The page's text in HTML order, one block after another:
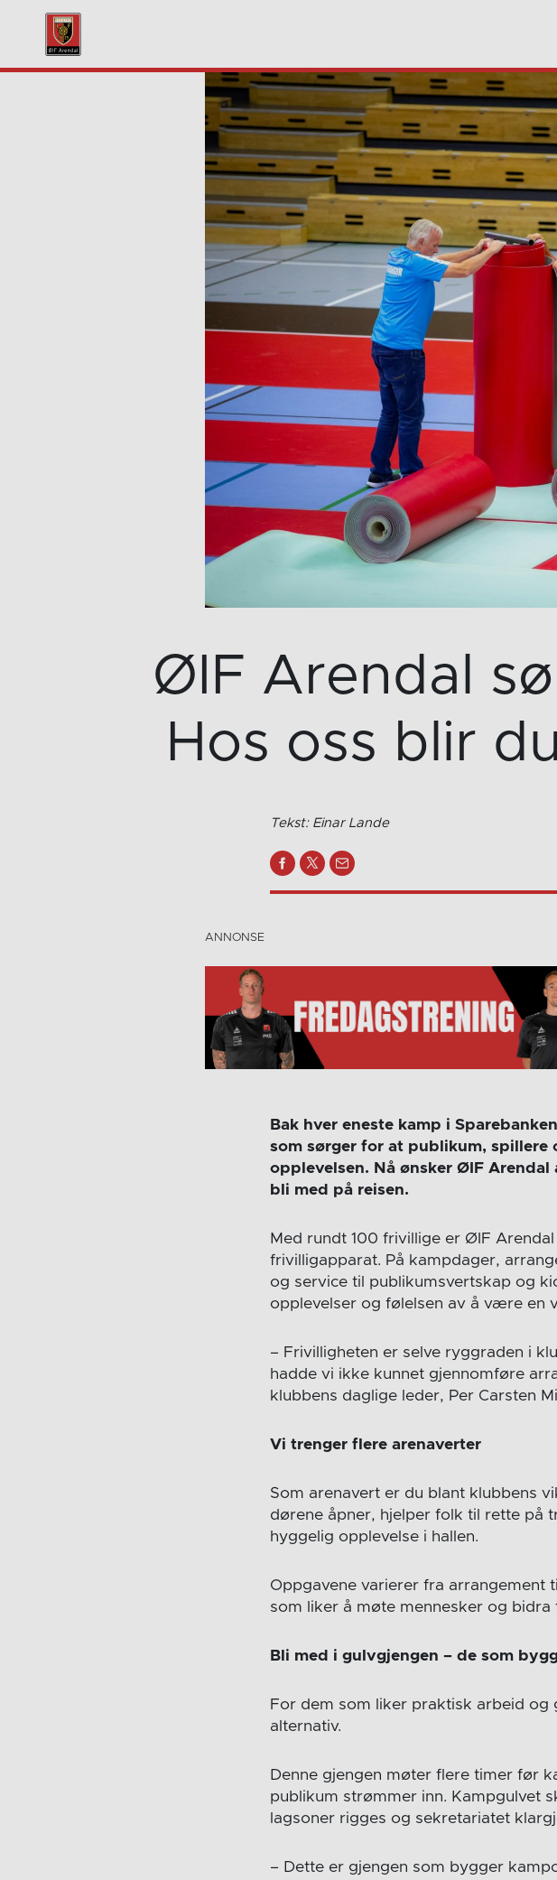
ØIF Arendal
Hos oss blir
Tekst: Einar Lande
Bak hver eneste kamp i
som sørger for at publikum, spillere
opplevelsen. Nå ønsker ØIF
bli med på reisen.
Med rundt 100 frivillige er ØIF
frivilligapparat. På kampdager,
og service til publikumsvertskap og
opplevelser og følelsen av å være en
– Frivilligheten er selve ryggraden i
hadde vi ikke kunnet gjennomføre
klubbens daglige leder, Per Carsten
Vi trenger flere arenaverter
Som arenavert er du blant klubbens
dørene åpner, hjelper folk til rette på
hyggelig opplevelse i hallen.
Oppgavene varierer fra arrangement
som liker å møte mennesker og bidra
Bli med i gulvgjengen – de som
For dem som liker praktisk arbeid
alternativ.
Denne gjengen møter flere timer før
publikum strømmer inn. Kampgulvet
lagsoner rigges og sekretariatet
– Dette er gjengen som bygger